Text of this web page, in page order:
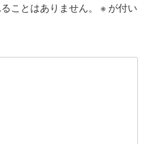
ことはありません。
※ が付い